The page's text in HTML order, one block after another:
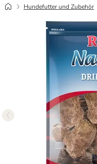
Hundefutter und Zubehör